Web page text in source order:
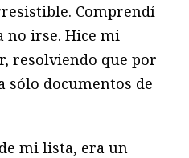
Comprendí
no irse. Hice mi
resolviendo que por
sólo documentos de
mi lista, era un